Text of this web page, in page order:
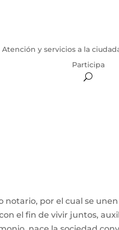
Atención y servicios a la
Participa
notario, por el cual se
el fin de vivir juntos,